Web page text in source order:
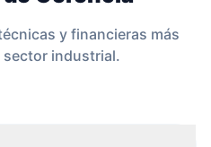
y financieras más
sector industrial.